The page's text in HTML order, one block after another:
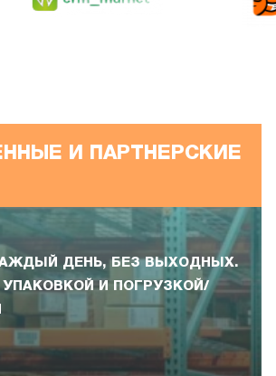
И ПАРТНЕРСКИЕ
ДЕНЬ, БЕЗ ВЫХОДНЫХ.
И ПОГРУЗКОЙ/